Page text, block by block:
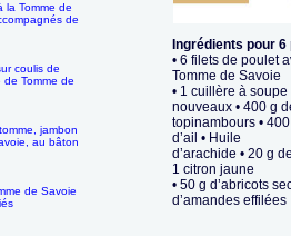
la Tomme de
de
coulis de
de Tomme de
jambon
au bâton
de Savoie
Ingrédients pour
• 6 filets de poulet
Tomme de Savoie
• 1 cuillère à soupe
nouveaux • 400 g
topinambours •
d’ail • Huile
d’arachide • 20 g
1 citron jaune
• 50 g d’abricots
d’amandes effilées